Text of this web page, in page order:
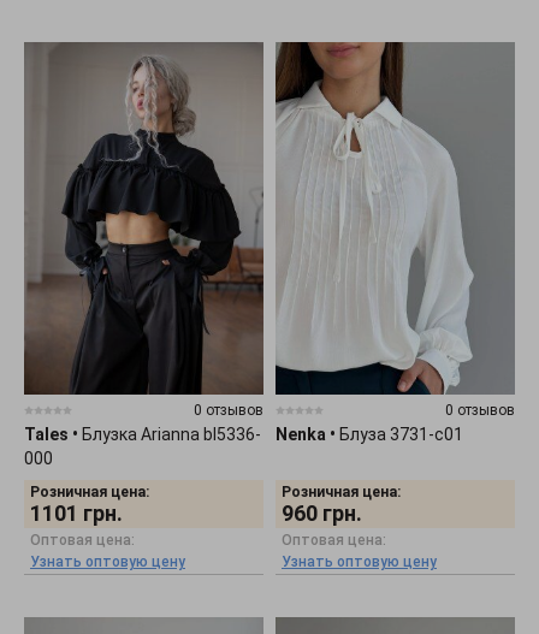
0 отзывов
Tales • Блузка Arianna bl5336-
000
Розничная цена:
1101 грн.
Оптовая цена:
Узнать оптовую цену
0 отзывов
Nenka • Блуза 3731-c01
Розничная цена:
960 грн.
Оптовая цена:
Узнать оптовую цену